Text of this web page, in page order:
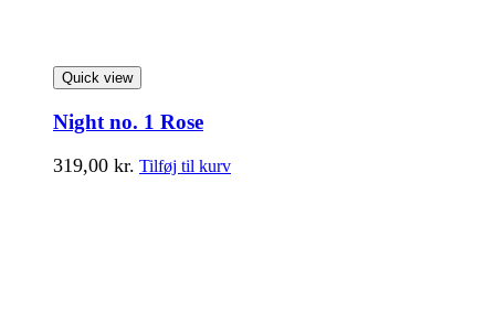
Quick view
Night no. 1 Rose
319,00 kr. Tilføj til kurv